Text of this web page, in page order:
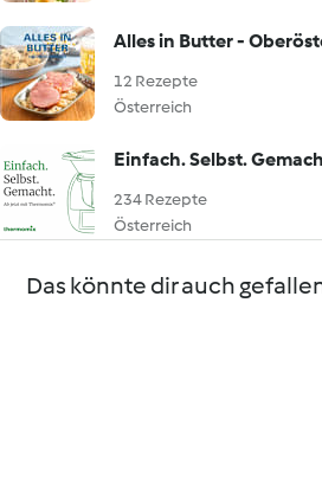
Alles in Butter -
12 Rezepte
Österreich
Einfach. Selbst.
234 Rezepte
Österreich
Das könnte dir auch